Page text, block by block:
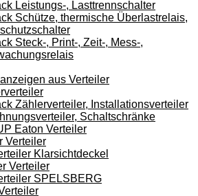
Leistungs-, Lasttrennschalter
Schütze, thermische Überlastrelais,
Steck-, Print-, Zeit-, Mess-,
aus Verteiler
Zählerverteiler, Installationsverteiler
Schaltschränke
Eaton Verteiler
Verteiler
Klarsichtdeckel
Verteiler
SPELSBERG